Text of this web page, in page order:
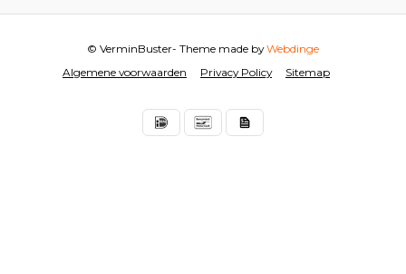
Algemene voorwaarden Privacy Policy Sitemap
© VerminBuster- Theme made byWebdinge